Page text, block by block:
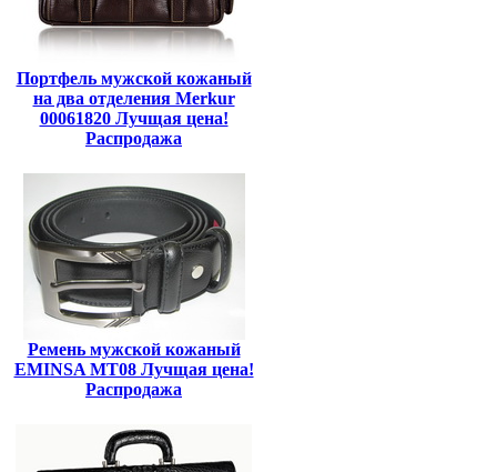
Портфель мужской кожаный
на два отделения Merkur
00061820 Лучщая цена!
Распродажа
Ремень мужской кожаный
EMINSA MT08 Лучщая цена!
Распродажа